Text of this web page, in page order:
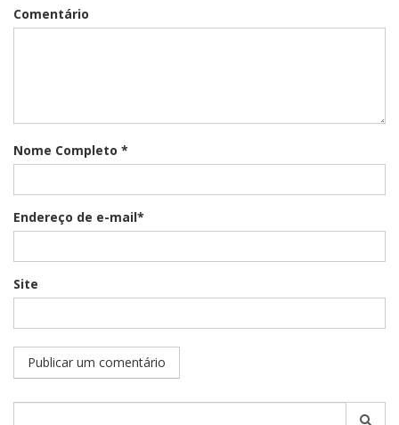
Comentário
Nome Completo *
Endereço de e-mail*
Site